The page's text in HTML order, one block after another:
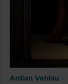
Ardian Vehbiu